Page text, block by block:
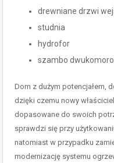
drewniane drzwi
studnia
hydrofor
szambo
Dom z dużym potencjałem,
dzięki czemu nowy
dopasowane do swoich
sprawdzi się przy
natomiast w przypadku
modernizację systemu